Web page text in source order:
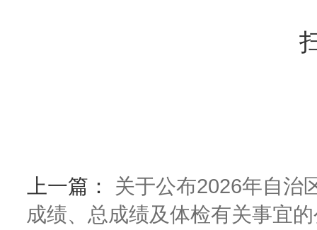
上一篇： 关于公布2026年自治
成绩、总成绩及体检有关事宜